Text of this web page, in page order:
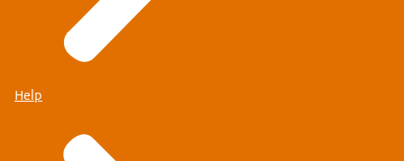
Help